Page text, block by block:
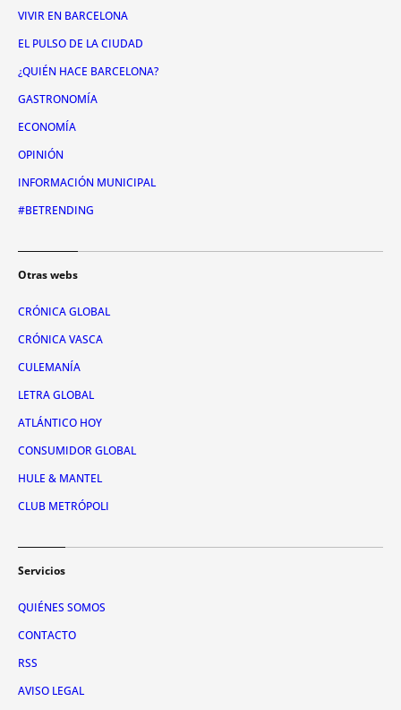
VIVIR EN BARCELONA
EL PULSO DE LA CIUDAD
¿QUIÉN HACE BARCELONA?
GASTRONOMÍA
ECONOMÍA
OPINIÓN
INFORMACIÓN MUNICIPAL
#BETRENDING
Otras webs
CRÓNICA GLOBAL
CRÓNICA VASCA
CULEMANÍA
LETRA GLOBAL
ATLÁNTICO HOY
CONSUMIDOR GLOBAL
HULE & MANTEL
CLUB METRÓPOLI
Servicios
QUIÉNES SOMOS
CONTACTO
RSS
AVISO LEGAL